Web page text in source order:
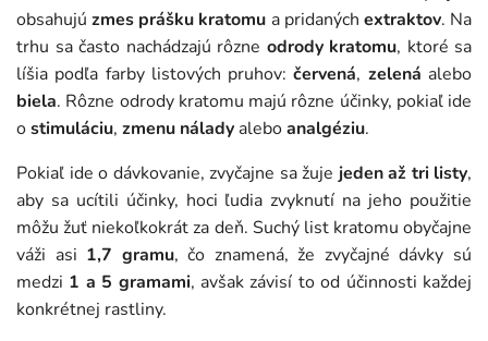
obsahujúzmes prášku kratomu a pridaných extraktov. Na
trhu sa často nachádzajú rôzne odrody kratomu, ktoré sa
líšia podľa farby listových pruhov:červená, zelená alebo
biela. Rôzne odrody kratomu majú rôzne účinky, pokiaľ ide
ostimuláciu, zmenu nálady aleboanalgéziu.
Pokiaľ ide o dávkovanie, zvyčajne sa žuje jeden až tri listy,
aby sa ucítili účinky, hoci ľudia zvyknutí na jeho použitie
môžu žuť niekoľkokrát za deň. Suchý list kratomu obyčajne
váži asi 1,7 gramu, čo znamená, že zvyčajné dávky sú
medzi 1 a 5 gramami, avšak závisí to od účinnosti každej
konkrétnej rastliny.